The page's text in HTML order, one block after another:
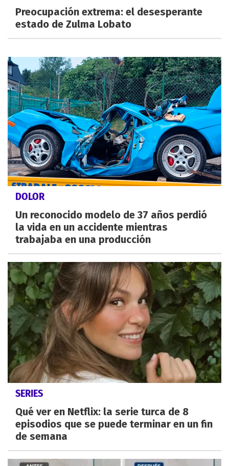
Preocupación extrema: el desesperante
estado de Zulma Lobato
DOLOR
Un reconocido modelo de 37 años perdió
la vida en un accidente mientras
trabajaba en una producción
SERIES
Qué ver en Netflix: la serie turca de 8
episodios que se puede terminar en un fin
de semana